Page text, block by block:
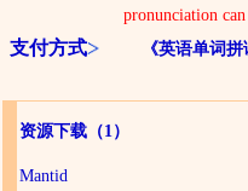
pronunciation
支付方式 《英语单词拼
资源下载 （1）
Mantid